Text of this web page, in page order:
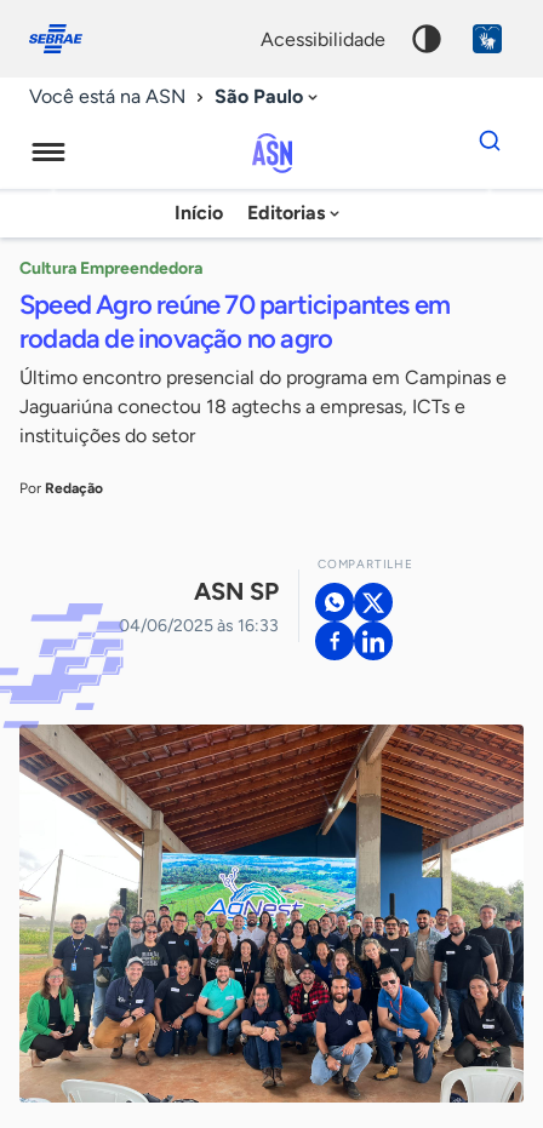
conosco
acessibilidade
Você está na ASN São Paulo
Agência
Sebrae
Notícias
Início Editorias
Dados
para
chave
Cultura Empreendedora
Speed Agro reúne 70 participantes em
rodada de inovação no agro
Último encontro presencial do programa em Campinas e
Jaguariúna conectou 18 agtechs a empresas, ICTs e
instituições do setor
Por Redação
ASN SP
04/06/2025 às 16:33
COMPARTILHE